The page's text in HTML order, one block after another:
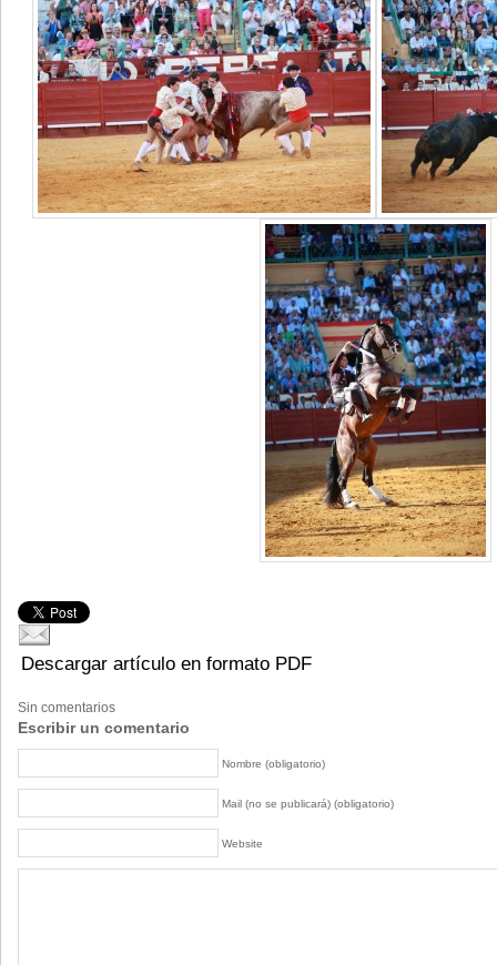
Descargar artículo en formato PDF
Sin comentarios
Escribir un comentario
Nombre (obligatorio)
Mail (no se publicará) (obligatorio)
Website